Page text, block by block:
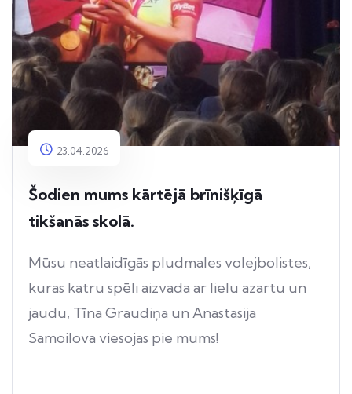
23.04.2026
Šodien mums kārtējā brīnišķīgā
tikšanās skolā.
Mūsu neatlaidīgās pludmales volejbolistes,
kuras katru spēli aizvada ar lielu azartu un
jaudu, Tīna Graudiņa un Anastasija
Samoilova viesojas pie mums!